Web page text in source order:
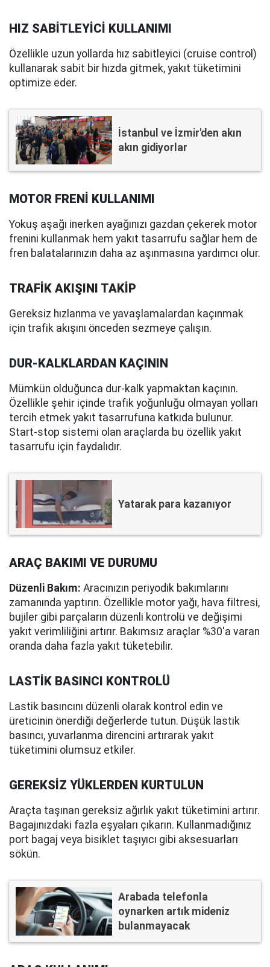
HIZ SABİTLEYİCİ KULLANIMI
Özellikle uzun yollarda hız sabitleyici (cruise control)
kullanarak sabit bir hızda gitmek, yakıt tüketimini
optimize eder.
İstanbul ve İzmir'den akın
akın gidiyorlar
MOTOR FRENİ KULLANIMI
Yokuş aşağı inerken ayağınızı gazdan çekerek motor
frenini kullanmak hem yakıt tasarrufu sağlar hem de
fren balatalarınızın daha az aşınmasına yardımcı olur.
TRAFİK AKIŞINI TAKİP
Gereksiz hızlanma ve yavaşlamalardan kaçınmak
için trafik akışını önceden sezmeye çalışın.
DUR-KALKLARDAN KAÇININ
Mümkün olduğunca dur-kalk yapmaktan kaçının.
Özellikle şehir içinde trafik yoğunluğu olmayan yolları
tercih etmek yakıt tasarrufuna katkıda bulunur.
Start-stop sistemi olan araçlarda bu özellik yakıt
tasarrufu için faydalıdır.
Yatarak para kazanıyor
ARAÇ BAKIMI VE DURUMU
Düzenli Bakım: Aracınızın periyodik bakımlarını
zamanında yaptırın. Özellikle motor yağı, hava filtresi,
bujiler gibi parçaların düzenli kontrolü ve değişimi
yakıt verimliliğini artırır. Bakımsız araçlar %30'a varan
oranda daha fazla yakıt tüketebilir.
LASTİK BASINCI KONTROLÜ
Lastik basıncını düzenli olarak kontrol edin ve
üreticinin önerdiği değerlerde tutun. Düşük lastik
basıncı, yuvarlanma direncini artırarak yakıt
tüketimini olumsuz etkiler.
GEREKSİZ YÜKLERDEN KURTULUN
Araçta taşınan gereksiz ağırlık yakıt tüketimini artırır.
Bagajınızdaki fazla eşyaları çıkarın. Kullanmadığınız
port bagaj veya bisiklet taşıyıcı gibi aksesuarları
sökün.
Arabada telefonla
oynarken artık mideniz
bulanmayacak